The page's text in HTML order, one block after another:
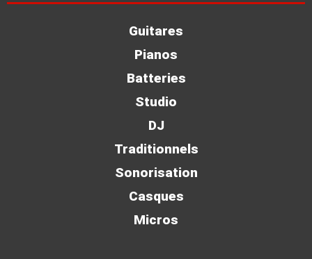
Guitares
Pianos
Batteries
Studio
DJ
Traditionnels
Sonorisation
Casques
Micros